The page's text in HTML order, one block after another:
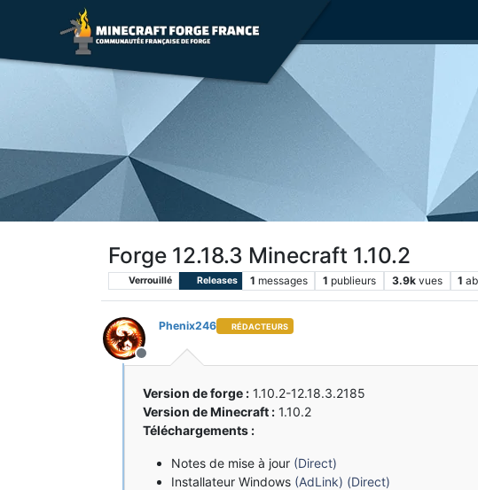
Forge 12.18.3 Minecraft 1.10.2
Verrouillé Releases 1 messages 1 publieurs 3.9k vues 1
Hors-ligne
Phenix246 RÉDACTEURS
Version de forge : 1.10.2-12.18.3.2185
Version de Minecraft : 1.10.2
Téléchargements :
Notes de mise à jour (Direct)
Installateur Windows (AdLink) (Direct)